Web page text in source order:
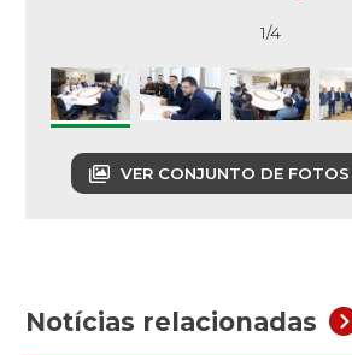
1/4
VER CONJUNTO DE
Notícias relacionadas